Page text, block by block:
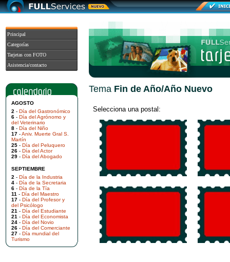
Principal
Categorías
Tarjetas con FOTO
Asistencia/contacto
AGOSTO
2 - Día del Gastronómico
6 - Día del Agrónomo y
del Veterinario
8 - Día del Niño
17 -Aniv. Muerte Gral S.
Martín
25 - Día del Peluquero
26 - Día del Actor
29 - Día del Abogado
SEPTIEMBRE
2 - Día de la Industria
4 - Día de la Secretaria
6 - Día de la Tía
11 - Día del Maestro
17 - Día del Profesor y
del Psicólogo
21 - Día del Estudiante
21 - Día del Economista
24 - Día del Novio
26 - Día del Comerciante
27 - Día mundial del
Turismo
Tema Fin de Año/Año Nuevo
Selecciona una postal: